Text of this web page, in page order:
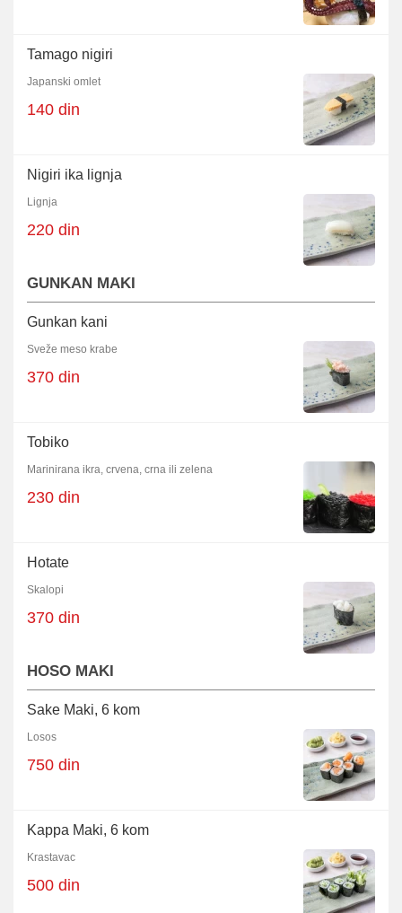
Tamago nigiri
Japanski omlet
140 din
Nigiri ika lignja
Lignja
220 din
GUNKAN MAKI
Gunkan kani
Sveže meso krabe
370 din
Tobiko
Marinirana ikra, crvena, crna ili zelena
230 din
Hotate
Skalopi
370 din
HOSO MAKI
Sake Maki, 6 kom
Losos
750 din
Kappa Maki, 6 kom
Krastavac
500 din